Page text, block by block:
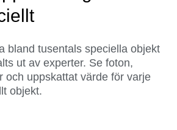
bland tusentals speciella objekt
ut av experter. Se foton,
och uppskattat värde för varje
objekt.